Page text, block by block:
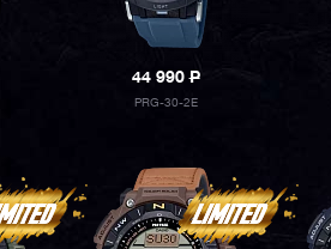
44 990P
PRG-30-2E